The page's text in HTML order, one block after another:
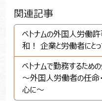
関連記事
ベトナムの外国人労働
和！ 企業と労働者にとっ
ベトナムで勤務するた
～外国人労働者の任命
心に～